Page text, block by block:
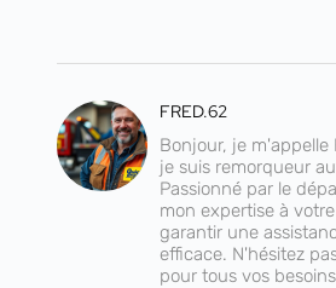
FRED.62
Bonjour, je
je suis remorqueur
Passionné par le
mon expertise à
garantir une
efficace. N'hésitez
pour tous vos